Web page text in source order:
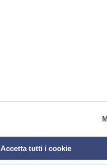
Accetta tutti i cookie